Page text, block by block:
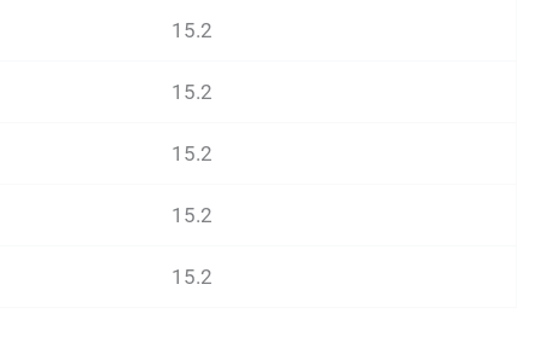
15.2
15.2
15.2
15.2
15.2